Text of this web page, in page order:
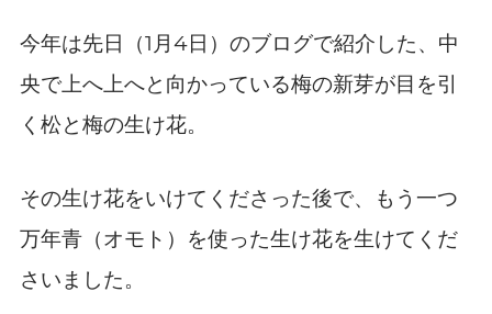
今年は先日（1 月4日）のブログで紹介した、中
央で上へ上へと向かっている梅の新芽が目を引
く松と梅の生け花。
その生け花をいけてくださった後で、もう一つ
万年青（オモト）を使った生け花を生けてくだ
さいました。